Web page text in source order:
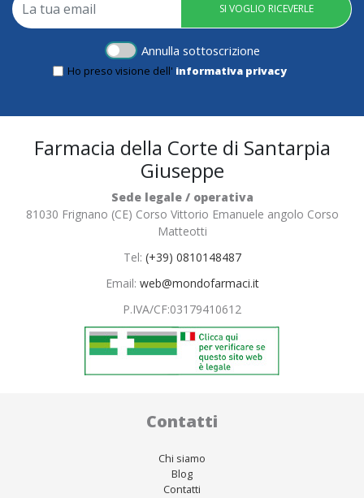
SI VOGLIO RICEVERLE
Ho preso visione dell' informativa privacy
Annulla sottoscrizione
Farmacia della Corte di Santarpia
Giuseppe
Sede legale / operativa
81030 Frignano (CE) Corso Vittorio Emanuele angolo Corso
Matteotti
Tel: (+39) 0810148487
Email: web@mondofarmaci.it
P.IVA/CF:03179410612
Contatti
Chi siamo
Blog
Contatti